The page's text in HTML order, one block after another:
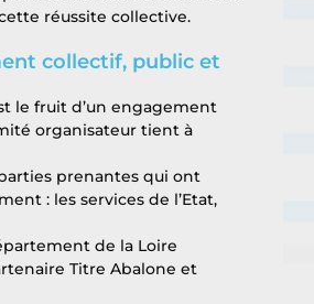
réussite collective.
collectif, public et
le fruit d’un engagement
organisateur tient à
prenantes qui ont
: les services de l’Etat,
de la Loire
Titre Abalone et